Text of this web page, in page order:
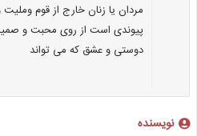
مردان یا زنان خارج از قوم
پیوندی است از روی محبت و
دوستی و عشق که می تواند
نویسنده